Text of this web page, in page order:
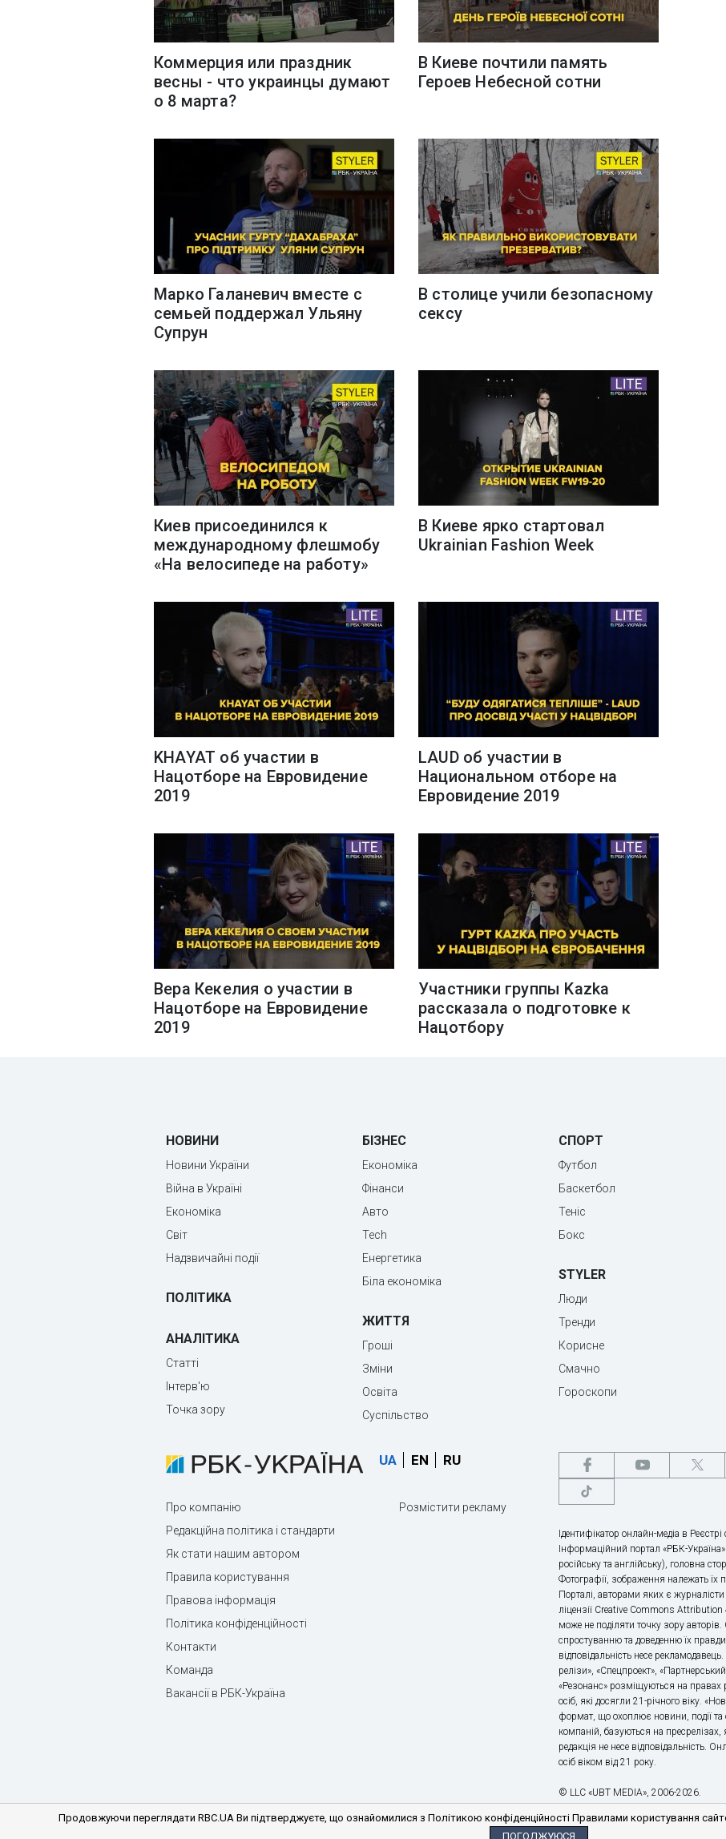
Коммерция или праздник
весны - что украинцы думают
о 8 марта?
В Киеве почтили память
Героев Небесной сотни
Марко Галаневич вместе с
семьей поддержал Ульяну
Супрун
В столице учили безопасному
сексу
Киев присоединился к
международному флешмобу
«На велосипеде на работу»
В Киеве ярко стартовал
Ukrainian Fashion Week
KHAYAT об участии в
Нацотборе на Евровидение
2019
LAUD об участии в
Национальном отборе на
Евровидение 2019
Вера Кекелия о участии в
Нацотборе на Евровидение
2019
Участники группы Kazka
рассказала о подготовке к
Нацотбору
НОВИНИ
Новини України
Війна в Україні
Економіка
Світ
Надзвичайні події
ПОЛІТИКА
АНАЛІТИКА
Статті
Інтерв'ю
Точка зору
БІЗНЕС
Економіка
Фінанси
Авто
Tech
Енергетика
Біла економіка
ЖИТТЯ
Гроші
Зміни
Освіта
Суспільство
СПОРТ
Футбол
Баскетбол
Теніс
Бокс
STYLER
Люди
Тренди
Корисне
Смачно
Гороскопи
UA EN RU
Про компанію
Редакційна політика і стандарти
Як стати нашим автором
Правила користування
Правова інформація
Політика конфіденційності
Контакти
Команда
Вакансії в РБК-Україна
Розмістити рекламу
Ідентифікатор онлайн-медіа в
Інформаційний портал «РБК-
російську та англійську), головна
Фотографії, зображення належать їх
Порталі, авторами яких є
ліцензії Creative Commons
може не поділяти точку зору
спростуванню та доведенню їх
відповідальність несе
релізи», «Спецпроект»,
«Резонанс» розміщуються на правах
осіб, які досягли 21-річного віку.
формат, що охоплює новини, події та
компаній, базуються на пресрелізах,
редакція не несе відповідальність.
осіб віком від 21 року.
© LLC «UBT MEDIA», 2006-2026.
Продовжуючи переглядати RBC.UA Ви підтверджуєте, що ознайомилися з Політикою конфіденційності Правилами користування
ПОГОДЖУЮСЯ